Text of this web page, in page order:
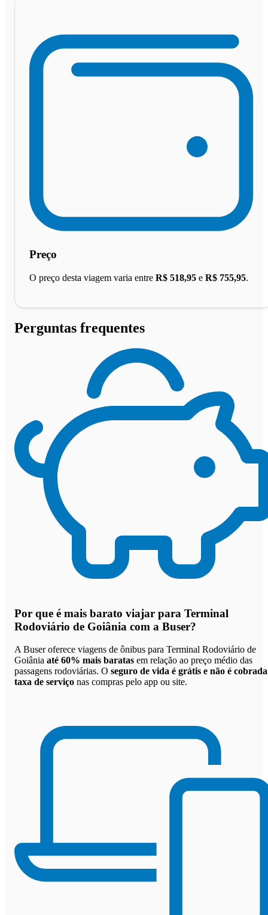
Preço
O preço desta viagem varia entre R$ 518,95 e R$ 755,95.
Perguntas frequentes
Por que é mais barato viajar para Terminal
Rodoviário de Goiânia com a Buser?
A Buser oferece viagens de ônibus para Terminal Rodoviário de
Goiânia até 60% mais baratas em relação ao preço médio das
passagens rodoviárias. O seguro de vida é grátis e não é cobrada
taxa de serviço nas compras pelo app ou site.